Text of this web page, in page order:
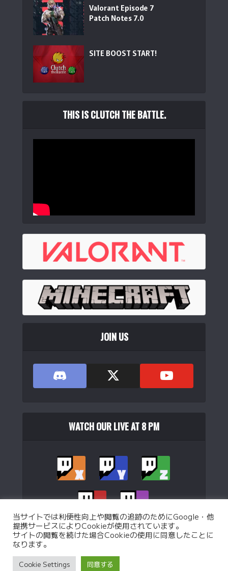
ード...
( 5461518
Pulsar Gaming Gears PCMK 3HE TKL ゲーミング キ...
(54641)
【Amazon.co.jp限定】Logicool G ラピッドトリガー
Valorant Episode 7
Patch Notes 7.0
SITE BOOST START!
THIS IS CLUTCH THE BATTLE.
JOIN US
WATCH OUR LIVE AT 8 PM
Privacy Policy Custom battle Policy
当サイトでは利便性向上や閲覧の追跡のためにGoogle・他
提携サービスによりCookieが使用されています。
サイトの閲覧を続けた場合Cookieの使用に同意したことに
なります。
Cookie Settings 同意する